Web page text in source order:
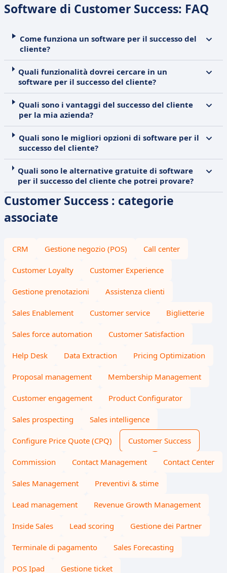
Software di Customer Success: FAQ
Come funziona un software per il successo del
cliente?
Quali funzionalità dovrei cercare in un
software per il successo del cliente?
Quali sono i vantaggi del successo del cliente
per la mia azienda?
Quali sono le migliori opzioni di software per il
successo del cliente?
Quali sono le alternative gratuite di software
per il successo del cliente che potrei provare?
Customer Success : categorie
associate
CRM Gestione negozio (POS) Call center
Customer Loyalty Customer Experience
Gestione prenotazioni Assistenza clienti
Sales Enablement Customer service Biglietterie
Sales force automation Customer Satisfaction
Help Desk Data Extraction Pricing Optimization
Proposal management Membership Management
Customer engagement Product Configurator
Sales prospecting Sales intelligence
Configure Price Quote (CPQ) Customer Success
Commission Contact Management Contact Center
Sales Management Preventivi & stime
Lead management Revenue Growth Management
Inside Sales Lead scoring Gestione dei Partner
Terminale di pagamento Sales Forecasting
POS Ipad Gestione ticket